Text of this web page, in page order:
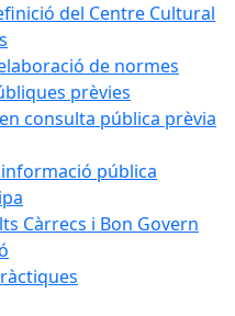
del Centre Cultural
de normes
prèvies
consulta pública prèvia
pública
Càrrecs i Bon Govern